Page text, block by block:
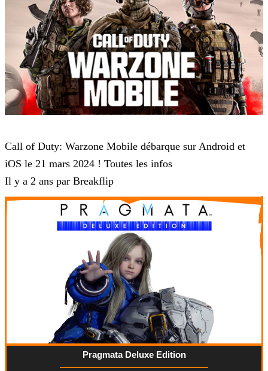
Call of Duty: Warzone Mobile débarque sur Android et
iOS le 21 mars 2024 ! Toutes les infos
Il y a 2 ans par Breakflip
Pragmata Deluxe Edition